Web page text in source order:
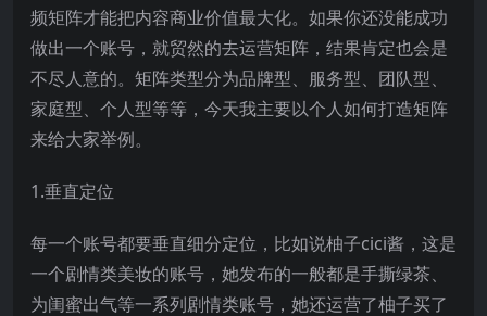
频矩阵才能把内容商业价值最大化。如果你还没能成功
做出一个账号，就贸然的去运营矩阵，结果肯定也会是
不尽人意的。矩阵类型分为品牌型、服务型、团队型、
家庭型、个人型等等，今天我主要以个人如何打造矩阵
来给大家举例。
1.垂直定位
每一个账号都要垂直细分定位，比如说柚子cici酱，这是
一个剧情类美妆的账号，她发布的一般都是手撕绿茶、
为闺蜜出气等一系列剧情类账号，她还运营了柚子买了